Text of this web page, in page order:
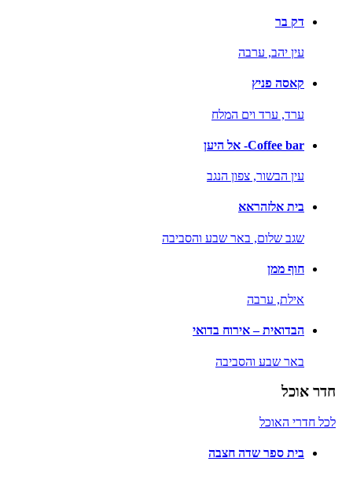
דק בר
עין יהב, ערבה
קאסה פניץ
ערד, ערד וים המלח
Coffee bar- אל היען
עין הבשור, צפון הנגב
בית אלזהראא
שגב שלום, באר שבע והסביבה
חוף ממן
אילת, ערבה
הבדואית – אירוח בדואי
באר שבע והסביבה
חדר אוכל
לכל חדרי האוכל
בית ספר שדה חצבה